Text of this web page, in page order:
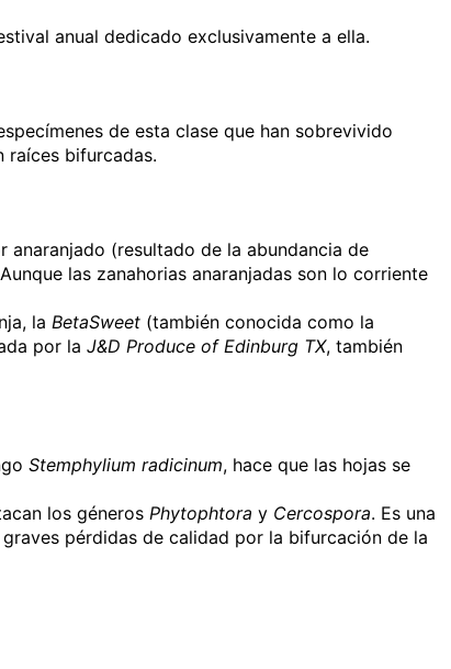
anual dedicado exclusivamente a ella.
de esta clase que han sobrevivido
raíces bifurcadas.
anaranjado (resultado de la abundancia de
las zanahorias anaranjadas son lo corriente
la BetaSweet (también conocida como la
por la J&D Produce of Edinburg TX, también
Stemphylium radicinum, hace que las hojas se
los géneros Phytophtora y Cercospora. Es una
pérdidas de calidad por la bifurcación de la